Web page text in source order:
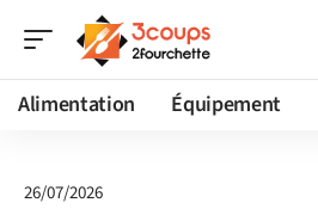
Alimentation Équipement
26/07/2026